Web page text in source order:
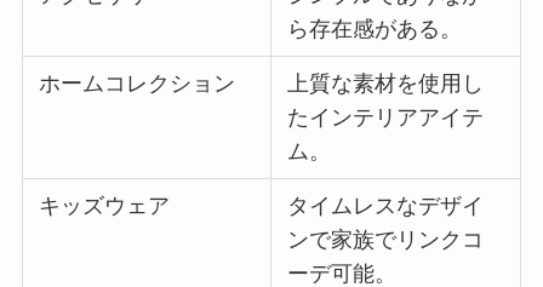
ら存在感がある。
ホームコレクション
上質な素材を使用し
たインテリアアイテ
ム。
キッズウェア
タイムレスなデザイ
ンで家族でリンクコ
ーデ可能。